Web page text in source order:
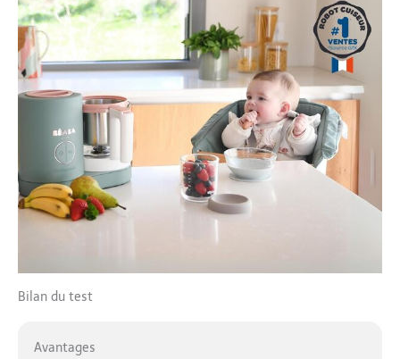
Bilan du test
Avantages